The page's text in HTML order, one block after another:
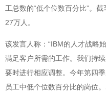
工总数的“低个位数百分比”。
27万人。
该发言人称：“IBM的人才战略
满足客户所需的工作。我们持
要时进行相应调整。今年第四
员工中低个位数百分比的岗位